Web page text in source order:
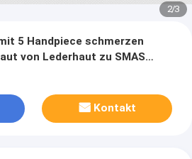
2/3
5 Handpiece schmerzen
von Lederhaut zu SMAS
Kontakt